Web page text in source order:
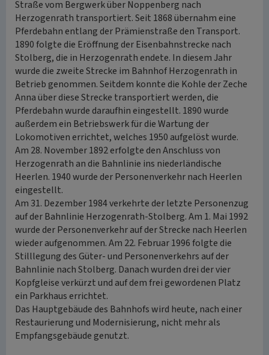
Straße vom Bergwerk über Noppenberg nach
Herzogenrath transportiert. Seit 1868 übernahm eine
Pferdebahn entlang der Prämienstraße den Transport.
1890 folgte die Eröffnung der Eisenbahnstrecke nach
Stolberg, die in Herzogenrath endete. In diesem Jahr
wurde die zweite Strecke im Bahnhof Herzogenrath in
Betrieb genommen. Seitdem konnte die Kohle der Zeche
Anna über diese Strecke transportiert werden, die
Pferdebahn wurde daraufhin eingestellt. 1890 wurde
außerdem ein Betriebswerk für die Wartung der
Lokomotiven errichtet, welches 1950 aufgelöst wurde.
Am 28. November 1892 erfolgte den Anschluss von
Herzogenrath an die Bahnlinie ins niederländische
Heerlen. 1940 wurde der Personenverkehr nach Heerlen
eingestellt.
Am 31. Dezember 1984 verkehrte der letzte Personenzug
auf der Bahnlinie Herzogenrath-Stolberg. Am 1. Mai 1992
wurde der Personenverkehr auf der Strecke nach Heerlen
wieder aufgenommen. Am 22. Februar 1996 folgte die
Stilllegung des Güter- und Personenverkehrs auf der
Bahnlinie nach Stolberg. Danach wurden drei der vier
Kopfgleise verkürzt und auf dem frei gewordenen Platz
ein Parkhaus errichtet.
Das Hauptgebäude des Bahnhofs wird heute, nach einer
Restaurierung und Modernisierung, nicht mehr als
Empfangsgebäude genutzt.